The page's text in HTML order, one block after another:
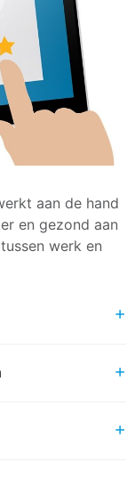
aan de hand
en gezond aan
werk en
de ORT wordt
of